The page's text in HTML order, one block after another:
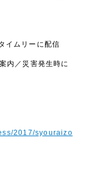
イムリーに配信
内／災害発生時に
2017/syouraizo